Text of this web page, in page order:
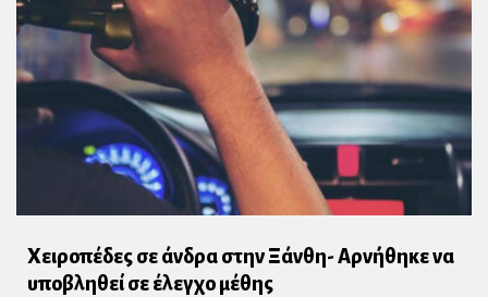
Χειροπέδες σε άνδρα στην Ξάνθη- Αρνήθηκε να
υποβληθεί σε έλεγχο μέθης